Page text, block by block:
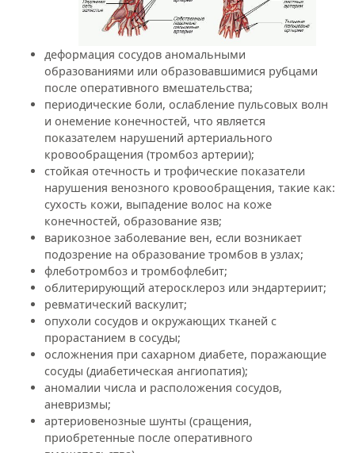
деформация сосудов аномальными
образованиями или образовавшимися рубцами
после оперативного вмешательства;
периодические боли, ослабление пульсовых волн
и онемение конечностей, что является
показателем нарушений артериального
кровообращения (тромбоз артерии);
стойкая отечность и трофические показатели
нарушения венозного кровообращения, такие как:
сухость кожи, выпадение волос на коже
конечностей, образование язв;
варикозное заболевание вен, если возникает
подозрение на образование тромбов в узлах;
флеботромбоз и тромбофлебит;
облитерирующий атеросклероз или эндартериит;
ревматический васкулит;
опухоли сосудов и окружающих тканей с
прорастанием в сосуды;
осложнения при сахарном диабете, поражающие
сосуды (диабетическая ангиопатия);
аномалии числа и расположения сосудов,
аневризмы;
артериовенозные шунты (сращения,
приобретенные после оперативного